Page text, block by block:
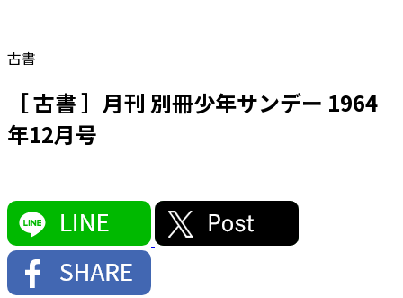
古書
［ 古書 ］月刊 別冊少年サンデー 1964
年12月号